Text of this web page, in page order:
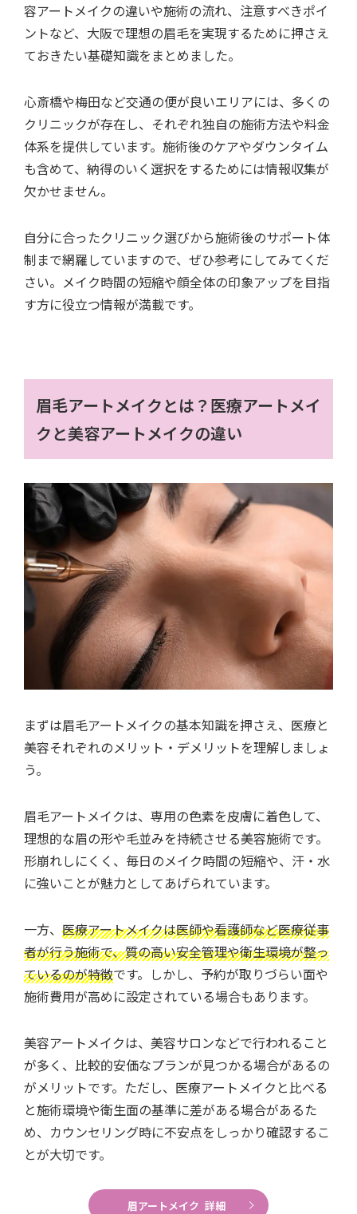
容アートメイクの違いや施術の流れ、注意すべきポイ
ントなど、大阪で理想の眉毛を実現するために押さえ
ておきたい基礎知識をまとめました。
心斎橋や梅田など交通の便が良いエリアには、多くの
クリニックが存在し、それぞれ独自の施術方法や料金
体系を提供しています。施術後のケアやダウンタイム
も含めて、納得のいく選択をするためには情報収集が
欠かせません。
自分に合ったクリニック選びから施術後のサポート体
制まで網羅していますので、ぜひ参考にしてみてくだ
さい。メイク時間の短縮や顔全体の印象アップを目指
す方に役立つ情報が満載です。
眉毛アートメイクとは？医療アートメイ
クと美容アートメイクの違い
まずは眉毛アートメイクの基本知識を押さえ、医療と
美容それぞれのメリット・デメリットを理解しましょ
う。
眉毛アートメイクは、専用の色素を皮膚に着色して、
理想的な眉の形や毛並みを持続させる美容施術です。
形崩れしにくく、毎日のメイク時間の短縮や、汗・水
に強いことが魅力としてあげられています。
一方、 医療アートメイクは医師や看護師など医療従事
者が行う施術で、質の高い安全管理や衛生環境が整っ
ているのが特徴です。しかし、予約が取りづらい面や
施術費用が高めに設定されている場合もあります。
美容アートメイクは、美容サロンなどで行われること
が多く、比較的安価なプランが見つかる場合があるの
がメリットです。ただし、医療アートメイクと比べる
と施術環境や衛生面の基準に差がある場合があるた
め、カウンセリング時に不安点をしっかり確認するこ
とが大切です。
眉アートメイク 詳細